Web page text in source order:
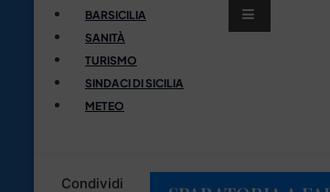
BARSICILIA
SANITÀ
TURISMO
SINDACI DI SICILIA
METEO
Condividi